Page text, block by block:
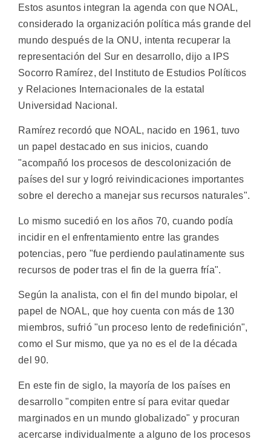
Estos asuntos integran la agenda con que NOAL,
considerado la organización política más grande del
mundo después de la ONU, intenta recuperar la
representación del Sur en desarrollo, dijo a IPS
Socorro Ramírez, del Instituto de Estudios Políticos
y Relaciones Internacionales de la estatal
Universidad Nacional.
Ramírez recordó que NOAL, nacido en 1961, tuvo
un papel destacado en sus inicios, cuando
"acompañó los procesos de descolonización de
países del sur y logró reivindicaciones importantes
sobre el derecho a manejar sus recursos naturales".
Lo mismo sucedió en los años 70, cuando podía
incidir en el enfrentamiento entre las grandes
potencias, pero "fue perdiendo paulatinamente sus
recursos de poder tras el fin de la guerra fría".
Según la analista, con el fin del mundo bipolar, el
papel de NOAL, que hoy cuenta con más de 130
miembros, sufrió "un proceso lento de redefinición",
como el Sur mismo, que ya no es el de la década
del 90.
En este fin de siglo, la mayoría de los países en
desarrollo "compiten entre sí para evitar quedar
marginados en un mundo globalizado" y procuran
acercarse individualmente a alguno de los procesos